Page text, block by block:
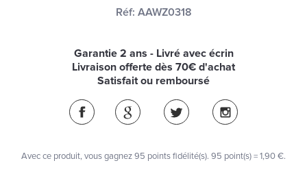
Réf: AAWZ0318
Garantie 2 ans - Livré avec écrin
Livraison offerte dès 70€ d'achat
Satisfait ou remboursé
Avec ce produit, vous gagnez95 points fidélité(s). 95 point(s) =1,90 €.